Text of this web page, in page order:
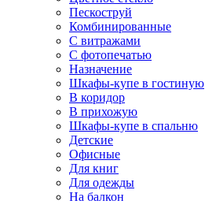
Пескоструй
Комбинированные
С витражами
С фотопечатью
Назначение
Шкафы-купе в гостиную
В коридор
В прихожую
Шкафы-купе в спальню
Детские
Офисные
Для книг
Для одежды
На балкон